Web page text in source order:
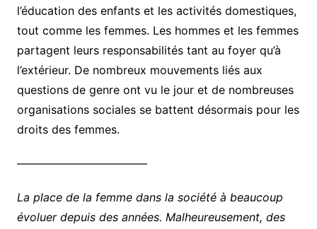
l’éducation des enfants et les activités domestiques,
tout comme les femmes. Les hommes et les femmes
partagent leurs responsabilités tant au foyer qu’à
l’extérieur. De nombreux mouvements liés aux
questions de genre ont vu le jour et de nombreuses
organisations sociales se battent désormais pour les
droits des femmes.
———————————–
La place de la femme dans la société à beaucoup
évoluer depuis des années. Malheureusement, des